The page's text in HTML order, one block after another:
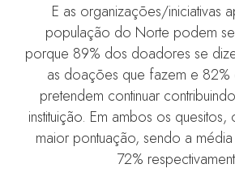
E as organizações/iniciativas
população do Norte podem se
porque 89% dos doadores se
as doações que fazem e 82%
pretendem continuar
instituição. Em ambos os
maior pontuação, sendo a
72%